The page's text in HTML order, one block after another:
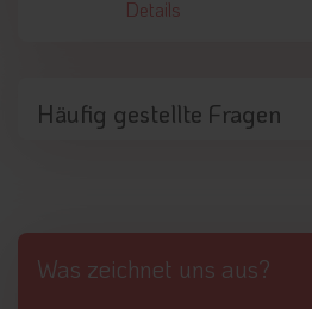
hier voll auf ihre Kosten. Ob
dal Lé in der Nähe des Chalets sehr
Minuten vom Chalet entfernt
Details
Häufig gestellte Fragen
Was zeichnet uns aus?